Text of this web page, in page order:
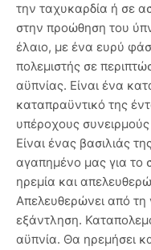
την ταχυκαρδία ή σε
στην προώθηση του
έλαιο, με ένα ευρύ
πολεμιστής σε
αϋπνίας. Είναι ένα
καταπραϋντικό της
υπέροχους
Είναι ένας βασιλιάς
αγαπημένο μας για το
ηρεμία και
Απελευθερώνει από τη
εξάντληση.
αϋπνία. Θα ηρεμήσει